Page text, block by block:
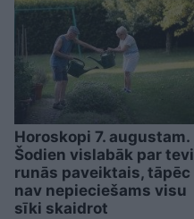
Horoskopi 7. augustam.
Šodien vislabāk par tevi
runās paveiktais, tāpēc
nav nepieciešams visu
sīki skaidrot